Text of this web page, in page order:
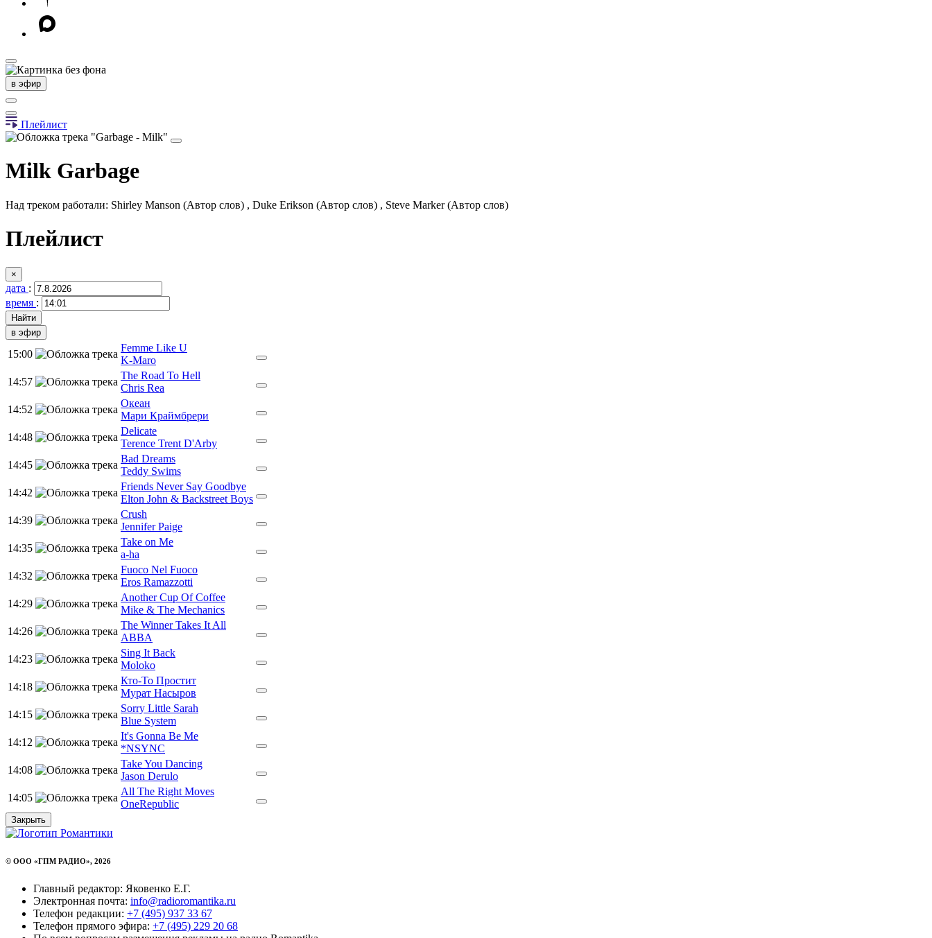
в эфир
Плейлист
Milk Garbage
Над треком работали: Shirley Manson (Автор слов) , Duke Erikson (Автор слов) , Steve Marker (Автор слов)
Плейлист
×
дата :
время :
в эфир
15:00
Femme Like U
K-Maro
14:57
The Road To Hell
Chris Rea
14:52
Океан
Мари Краймбрери
14:48
Delicate
Terence Trent D'Arby
14:45
Bad Dreams
Teddy Swims
14:42
Friends Never Say Goodbye
Elton John & Backstreet Boys
14:39
Crush
Jennifer Paige
14:35
Take on Me
a-ha
14:32
Fuoco Nel Fuoco
Eros Ramazzotti
14:29
Another Cup Of Coffee
Mike & The Mechanics
14:26
The Winner Takes It All
ABBA
14:23
Sing It Back
Moloko
14:18
Кто-То Простит
Мурат Насыров
14:15
Sorry Little Sarah
Blue System
14:12
It's Gonna Be Me
*NSYNC
14:08
Take You Dancing
Jason Derulo
14:05
All The Right Moves
OneRepublic
Закрыть
© ООО «ГПМ РАДИО», 2026
Главный редактор: Яковенко Е.Г.
Электронная почта: info@radioromantika.ru
Телефон редакции: +7 (495) 937 33 67
Телефон прямого эфира: +7 (495) 229 20 68